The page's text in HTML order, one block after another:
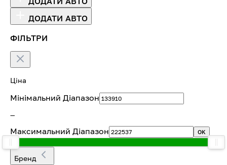
ДОДАТИ АВТО
ФІЛЬТРИ
Ціна
Мінімальний Діапазон
—
Максимальний Діапазон OK
Бренд